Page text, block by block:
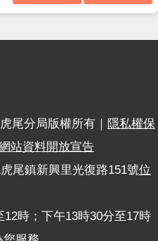
尾分局版權所有｜ 隱私權保
站資料開放宣告
尾鎮新興里光復路151號位
時；下午13時30分至17時